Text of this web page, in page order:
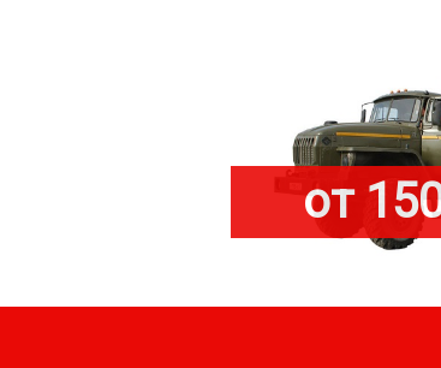
от